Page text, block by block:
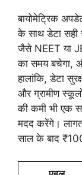
बायोमेट्रिक
के साथ डेटा सही
जैसे NEET या
का समय बचेगा,
हालांकि, डेटा
और ग्रामीण
की कमी भी एक
मदद करेंगे।
साल के बाद